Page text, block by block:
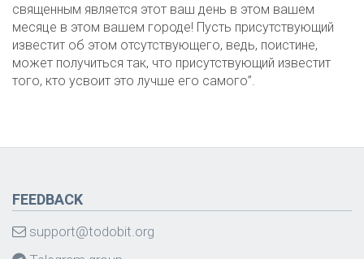
священным является этот ваш день в этом вашем
месяце в этом вашем городе! Пусть присутствующий
известит об этом отсутствующего, ведь, поистине,
может получиться так, что присутствующий известит
того, кто усвоит это лучше его самого”.
FEEDBACK
support@todobit.org